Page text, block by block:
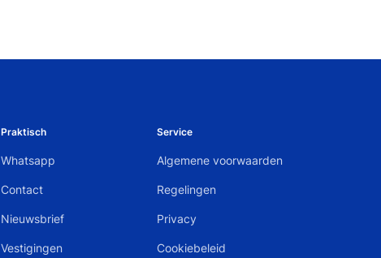
Praktisch
Whatsapp
Contact
Nieuwsbrief
Vestigingen
Service
Algemene voorwaarden
Regelingen
Privacy
Cookiebeleid